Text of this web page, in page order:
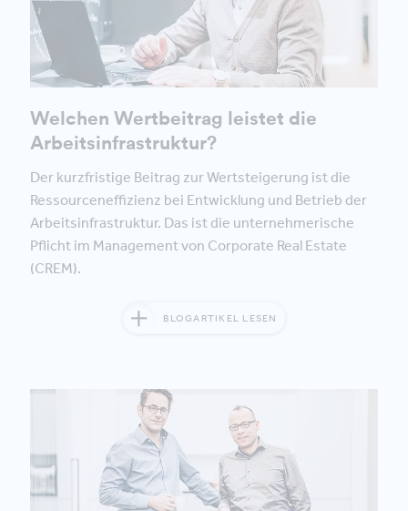
Welchen Wertbeitrag leistet die
Arbeitsinfrastruktur?
Der kurzfristige Beitrag zur Wertsteigerung ist die
Ressourceneffizienz bei Entwicklung und Betrieb der
Arbeitsinfrastruktur. Das ist die unternehmerische
Pflicht im Management von Corporate Real Estate
(CREM).
BLOGARTIKEL LESEN